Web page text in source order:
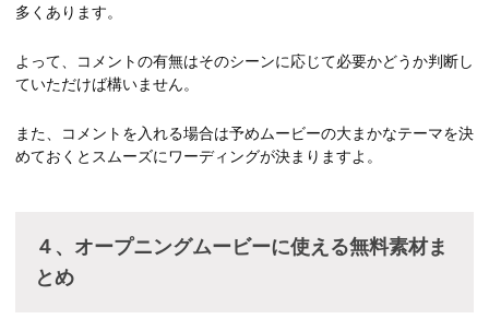
多くあります。
よって、コメントの有無はそのシーンに応じて必要かどうか判断し
ていただけば構いません。
また、コメントを入れる場合は予めムービーの大まかなテーマを決
めておくとスムーズにワーディングが決まりますよ。
４、オープニングムービーに使える無料素材ま
とめ